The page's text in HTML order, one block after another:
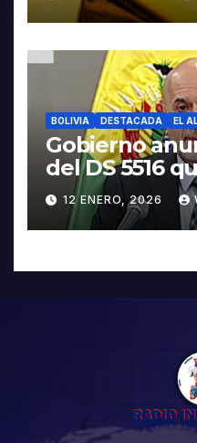
BOLIVIA DESTACADA EL
Gobierno
del DS 5516
5503
12 ENERO, 2026